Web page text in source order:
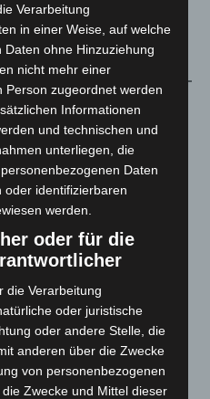
Verarbeitung
in einer Weise, auf welche
ohne Hinzuziehung
nicht mehr einer
Person zugeordnet werden
Informationen
und technischen und
unterliegen, die
Daten
oder identifizierbaren
werden.
oder für die
die Verarbeitung
oder juristische
oder andere Stelle, die
anderen über die Zwecke
von personenbezogenen
Zwecke und Mittel dieser